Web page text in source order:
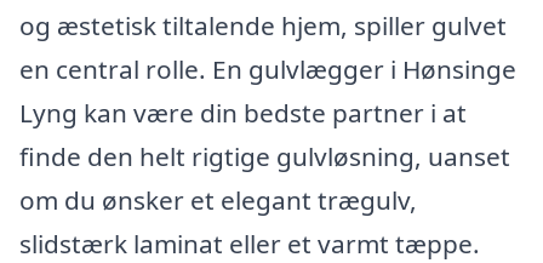
og æstetisk tiltalende hjem, spiller gulvet
en central rolle. En gulvlægger i Hønsinge
Lyng kan være din bedste partner i at
finde den helt rigtige gulvløsning, uanset
om du ønsker et elegant trægulv,
slidstærk laminat eller et varmt tæppe.